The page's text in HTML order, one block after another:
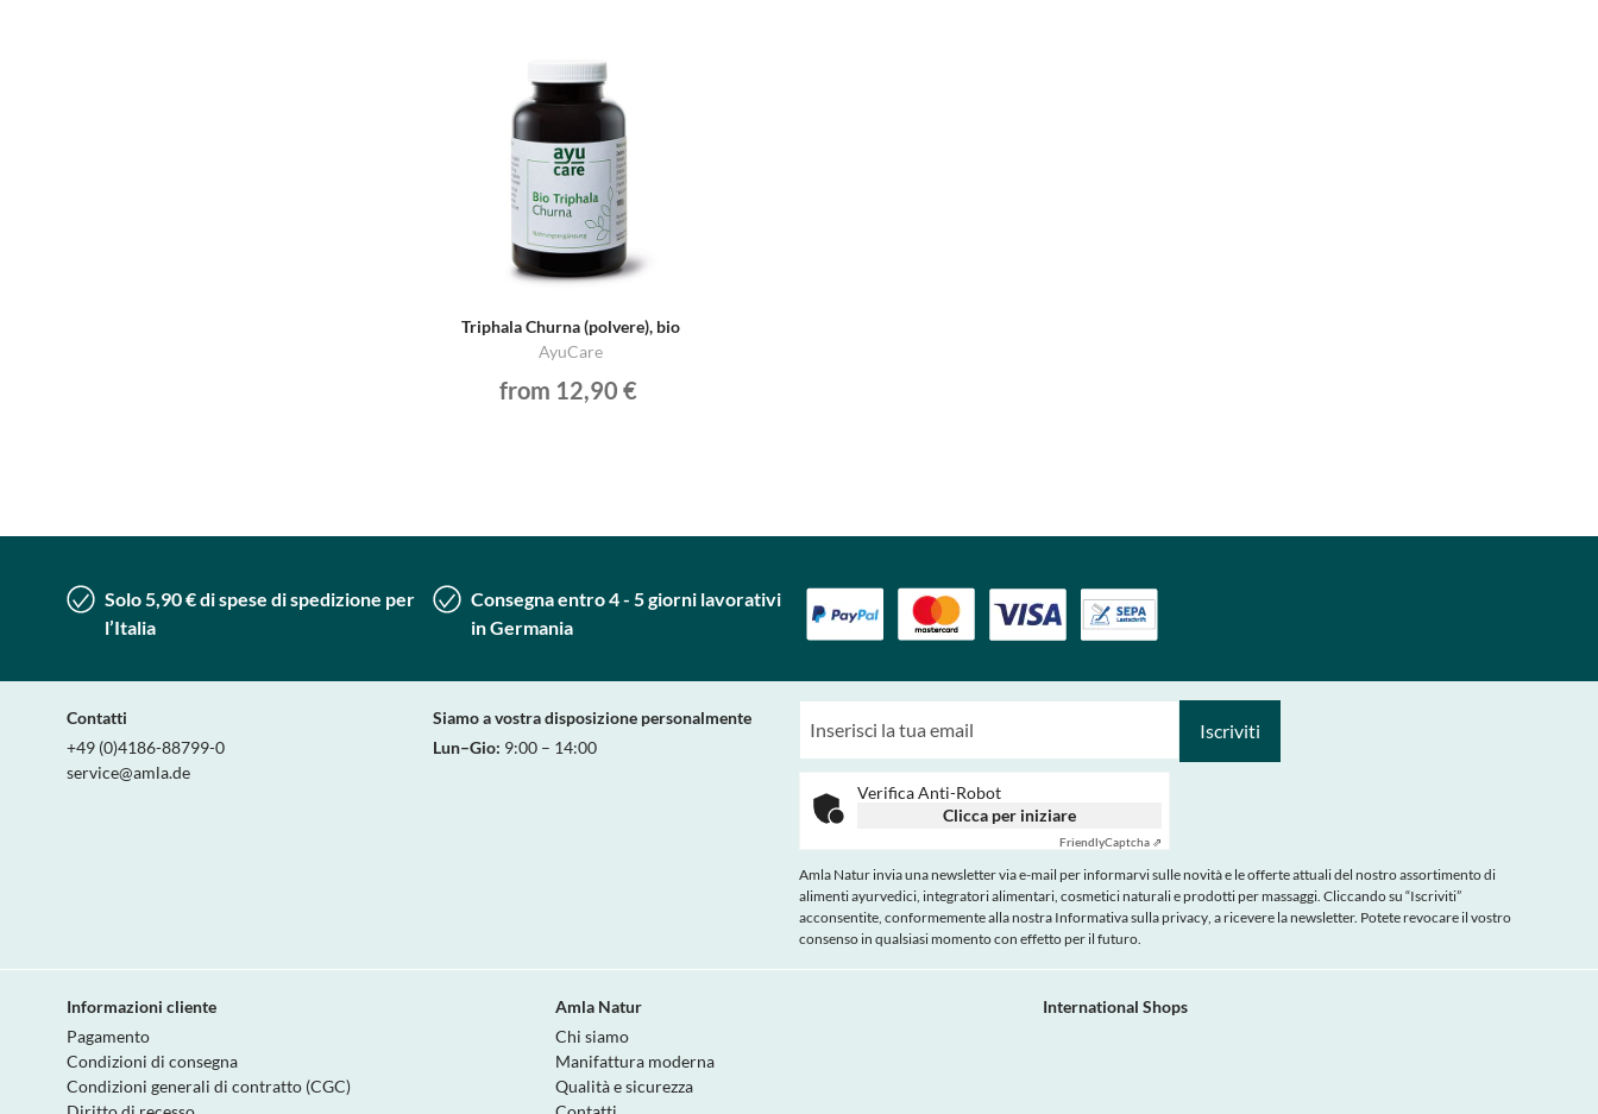
Triphala Churna (polvere), bio
AyuCare
from 12,90 €
Solo 5,90 € di spese di spedizione per
l’Italia
Consegna entro 4 - 5 giorni lavorativi
in Germania
Contatti
+49 (0)4186-88799-0
service@amla.de
Siamo a vostra disposizione personalmente
Lun–Gio: 9:00 – 14:00
Iscriviti
Verifica Anti-Robot
Clicca per iniziare
FriendlyCaptcha ⇗
Amla Natur invia una newsletter via e-mail per informarvi sulle novità e le offerte attuali del nostro assortimento di
alimenti ayurvedici, integratori alimentari, cosmetici naturali e prodotti per massaggi. Cliccando su “Iscriviti”
acconsentite, conformemente alla nostra Informativa sulla privacy , a ricevere la newsletter. Potete revocare il vostro
consenso in qualsiasi momento con effetto per il futuro.
Informazioni cliente
Pagamento
Condizioni di consegna
Condizioni generali di contratto (CGC)
Amla Natur
Chi siamo
Manifattura moderna
Qualità e sicurezza
International Shops